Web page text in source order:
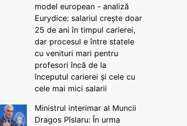
model european - analiză
Eurydice: salariul crește doar
25 de ani în timpul carierei,
dar procesul e între statele
cu venituri mari pentru
profesori încă de la
începutul carierei și cele cu
cele mai mici salarii
Ministrul interimar al Muncii
Dragos Pîslaru: În urma